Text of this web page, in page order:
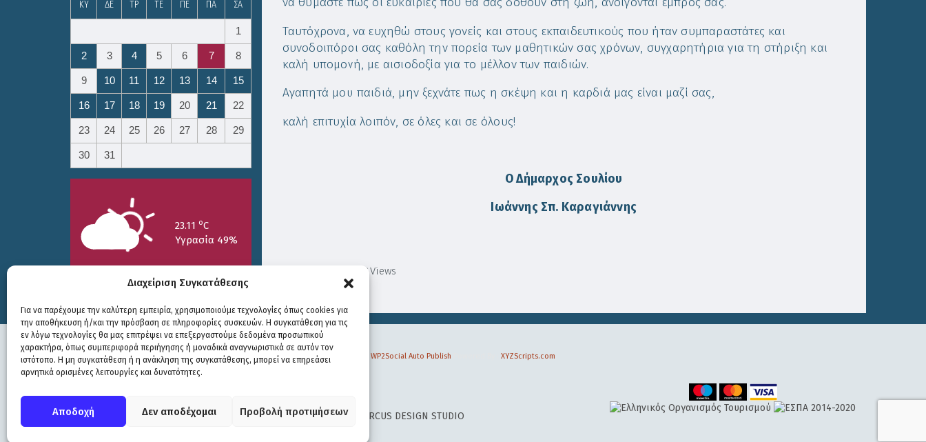
Διαχείριση Συγκατάθεσης
Για να παρέχουμε την καλύτερη εμπειρία, χρησιμοποιούμε τεχνολογίες όπως cookies για
την αποθήκευση ή/και την πρόσβαση σε πληροφορίες συσκευών. Η συγκατάθεση για τις
εν λόγω τεχνολογίες θα μας επιτρέψει να επεξεργαστούμε δεδομένα προσωπικού
χαρακτήρα, όπως συμπεριφορά περιήγησης ή μοναδικά αναγνωριστικά σε αυτόν τον
ιστότοπο. Η μη συγκατάθεση ή η ανάκληση της συγκατάθεσης, μπορεί να επηρεάσει
αρνητικά ορισμένες λειτουργίες και δυνατότητες.
Αποδοχή Δεν αποδέχομαι Προβολή προτιμήσεων
Ταυτόχρονα, να ευχηθώ στους γονείς και στους εκπαιδευτικούς που ήταν συμπαραστάτες και
συνοδοιπόροι σας καθόλη την πορεία των μαθητικών σας χρόνων, συγχαρητήρια για τη στήριξη και
καλή υπομονή, με αισιοδοξία για το μέλλον των παιδιών.
Αγαπητά μου παιδιά, μην ξεχνάτε πως η σκέψη και η καρδιά μας είναι μαζί σας,
καλή επιτυχία λοιπόν, σε όλες και σε όλους!
Ο Δήμαρχος Σουλίου
Ιωάννης Σπ. Καραγιάννης
1,043Views
ΚΥ ΔΕ ΤΡ ΤΕ ΠΕ ΠΑ ΣΑ
1
2 3 4 5 6 7 8
9 10 11 12 13 14 15
16 17 18 19 20 21 22
23 24 25 26 27 28 29
30 31
23.11 oC
Υγρασία 49%
25/7
15.73oC
26/7
17.99oC
27/7
20.94oC
© COPYRIGHT ΔΗΜΟΣ ΣΟΥΛΙΟΥ 2026
WEB DEVELOPMENT BYΕΓΚΡΙΤΟΣ GROUP| GRAPHICS DESIGN BY CIRCUS DESIGN STUDIO
WP2Social Auto Publish XYZScripts.com